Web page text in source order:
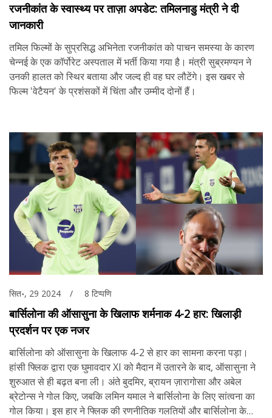
रजनीकांत के स्वास्थ्य पर ताज़ा अपडेट: तमिलनाडु मंत्री ने दी
जानकारी
तमिल फिल्मों के सुप्रसिद्ध अभिनेता रजनीकांत को पाचन समस्या के कारण
चेन्नई के एक कॉर्पोरेट अस्पताल में भर्ती किया गया है। मंत्री सुब्रमण्यन ने
उनकी हालत को स्थिर बताया और जल्द ही वह घर लौटेंगे। इस खबर से
फिल्म 'वेटैयन' के प्रशंसकों में चिंता और उम्मीद दोनों हैं।
सित॰, 29 2024 8 टिप्पणि
बार्सिलोना की ऑसासुना के खिलाफ शर्मनाक 4-2 हार: खिलाड़ी
प्रदर्शन पर एक नजर
बार्सिलोना को ऑसासुना के खिलाफ 4-2 से हार का सामना करना पड़ा।
हांसी फ्लिक द्वारा एक घुमावदार XI को मैदान में उतारने के बाद, ऑसासुना ने
शुरुआत से ही बढ़त बना ली। अंते बुदमिर, ब्रायन ज़ारागोसा और अबेल
ब्रेटोन्स ने गोल किए, जबकि लमिन यमाल ने बार्सिलोना के लिए सांत्वना का
गोल किया। इस हार ने फ्लिक की रणनीतिक गलतियों और बार्सिलोना के